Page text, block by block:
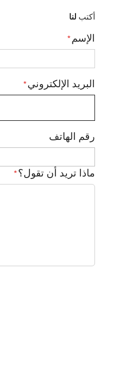
أكتب لنا
الإسم
البريد الإلكتروني
رقم الهاتف
ماذا تريد أن تقول؟